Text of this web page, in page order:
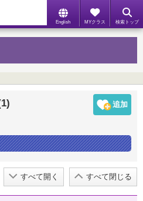
English MYクラス 検索トップ
すべて開く すべて閉じる